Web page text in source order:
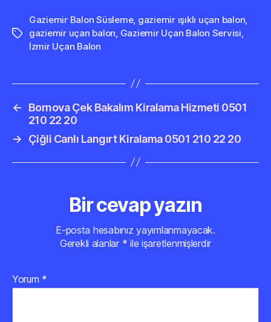
Etiketler
Gaziemir Balon Süsleme, gaziemir ışıklı uçan balon,
gaziemir uçan balon, Gaziemir Uçan Balon Servisi,
İzmir Uçan Balon
←
Bornova Çek Bakalım Kiralama Hizmeti 0501
210 22 20
→
Çiğli Canlı Langırt Kiralama 0501 210 22 20
Bir cevap yazın
E-posta hesabınız yayımlanmayacak.
Gerekli alanlar * ile işaretlenmişlerdir
Yorum *